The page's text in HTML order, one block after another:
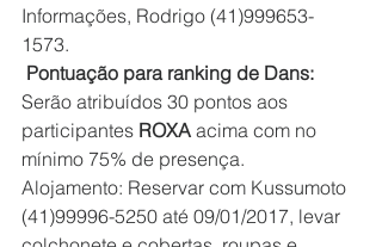
Informações, Rodrigo (41)999653-
1573.
Pontuação para ranking de Dans:
Serão atribuídos 30 pontos aos
participantes ROXA acima com no
mínimo 75% de presença.
Alojamento: Reservar com Kussumoto
(41)99996-5250 até 09/01/2017, levar